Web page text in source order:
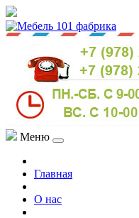
Меню
Главная
О нас